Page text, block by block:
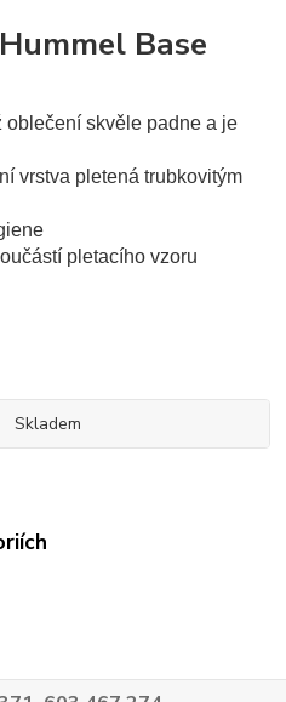
Base
oblečení skvěle padne a je
vrstva pletená trubkovitým
pletacího vzoru
Skladem